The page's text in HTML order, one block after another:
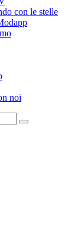
con le stelle
noi